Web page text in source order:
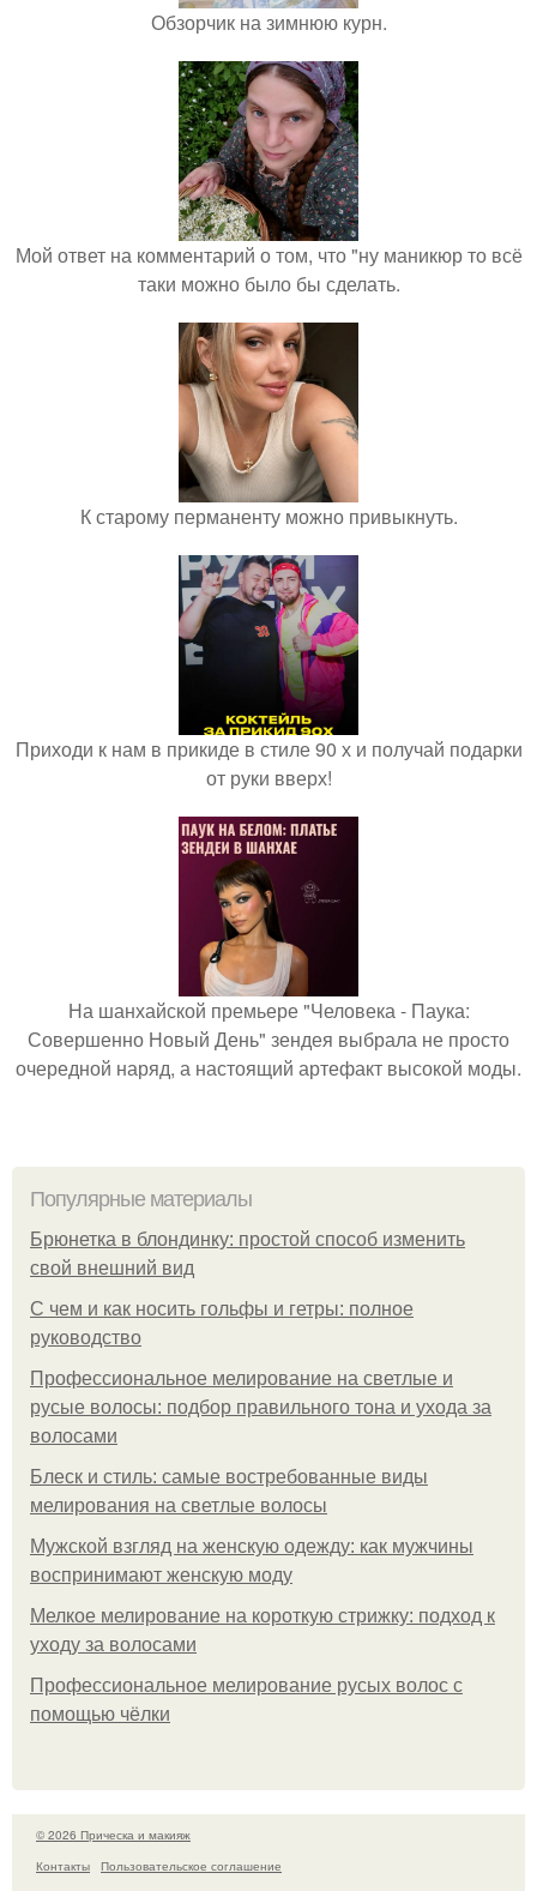
Обзорчик на зимнюю курн.
Мой ответ на комментарий о том, что "ну маникюр то всё
таки можно было бы сделать.
К старому перманенту можно привыкнуть.
Приходи к нам в прикиде в стиле 90 х и получай подарки
от руки вверх!
На шанхайской премьере "Человека - Паука:
Совершенно Новый День" зендея выбрала не просто
очередной наряд, а настоящий артефакт высокой моды.
Популярные материалы
Брюнетка в блондинку: простой способ изменить
свой внешний вид
С чем и как носить гольфы и гетры: полное
руководство
Профессиональное мелирование на светлые и
русые волосы: подбор правильного тона и ухода за
волосами
Блеск и стиль: самые востребованные виды
мелирования на светлые волосы
Мужской взгляд на женскую одежду: как мужчины
воспринимают женскую моду
Мелкое мелирование на короткую стрижку: подход к
уходу за волосами
Профессиональное мелирование русых волос с
помощью чёлки
© 2026 Прическа и макияж
Контакты
Пользовательское соглашение